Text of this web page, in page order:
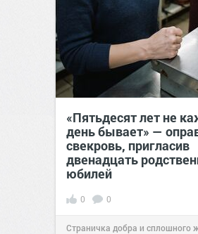
«Пятьдесят лет не
день бывает» —
свекровь, пригласив
двенадцать
юбилей
0 0
Страничка добра и сплошного